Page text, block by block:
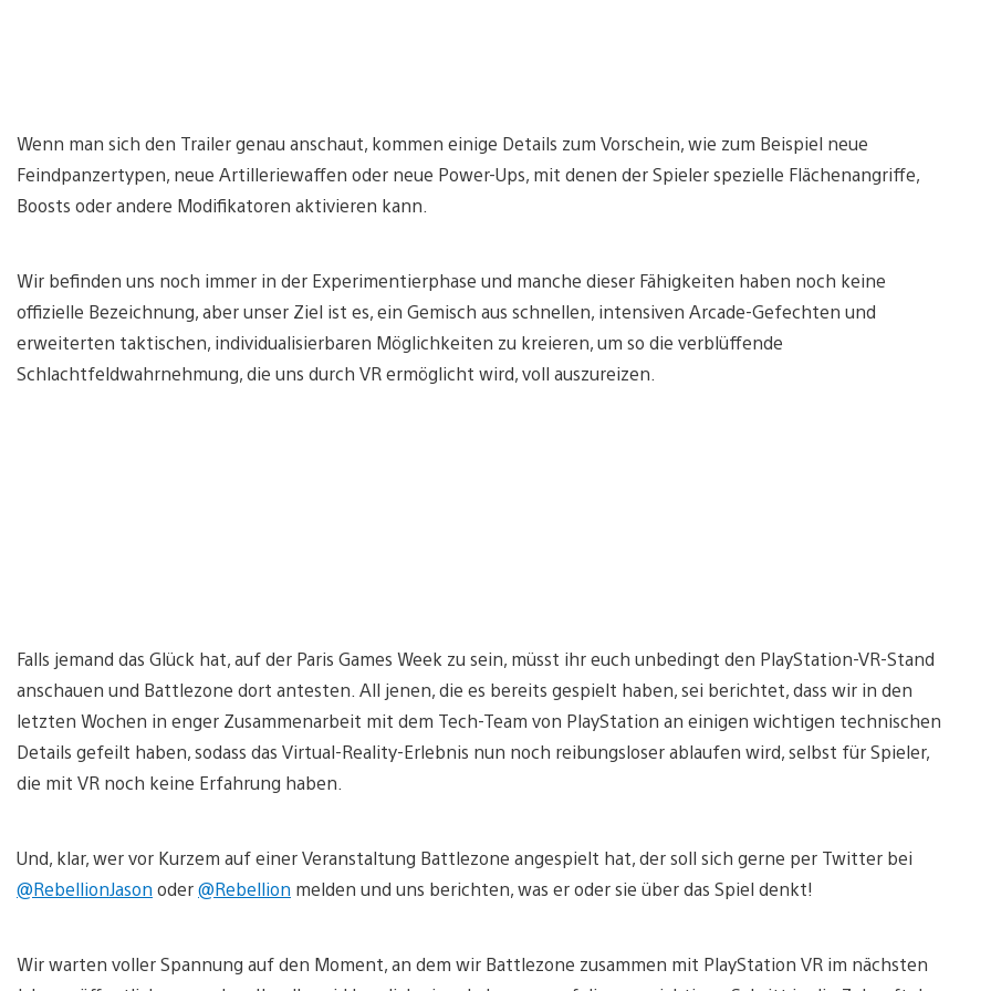
Wenn man sich den Trailer genau anschaut, kommen einige Details zum Vorschein, wie zum Beispiel neue
Feindpanzertypen, neue Artilleriewaffen oder neue Power-Ups, mit denen der Spieler spezielle Flächenangriffe,
Boosts oder andere Modifikatoren aktivieren kann.
Wir befinden uns noch immer in der Experimentierphase und manche dieser Fähigkeiten haben noch keine
offizielle Bezeichnung, aber unser Ziel ist es, ein Gemisch aus schnellen, intensiven Arcade-Gefechten und
erweiterten taktischen, individualisierbaren Möglichkeiten zu kreieren, um so die verblüffende
Schlachtfeldwahrnehmung, die uns durch VR ermöglicht wird, voll auszureizen.
Falls jemand das Glück hat, auf der Paris Games Week zu sein, müsst ihr euch unbedingt den PlayStation-VR-Stand
anschauen und Battlezone dort antesten. All jenen, die es bereits gespielt haben, sei berichtet, dass wir in den
letzten Wochen in enger Zusammenarbeit mit dem Tech-Team von PlayStation an einigen wichtigen technischen
Details gefeilt haben, sodass das Virtual-Reality-Erlebnis nun noch reibungsloser ablaufen wird, selbst für Spieler,
die mit VR noch keine Erfahrung haben.
Und, klar, wer vor Kurzem auf einer Veranstaltung Battlezone angespielt hat, der soll sich gerne per Twitter bei
@RebellionJason oder@Rebellion melden und uns berichten, was er oder sie über das Spiel denkt!
Wir warten voller Spannung auf den Moment, an dem wir Battlezone zusammen mit PlayStation VR im nächsten